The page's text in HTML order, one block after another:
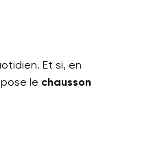
Et si, en
le chausson